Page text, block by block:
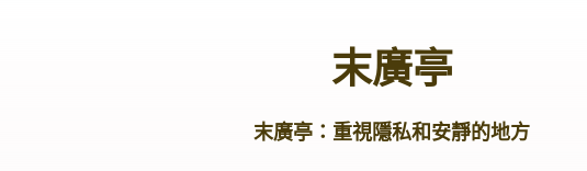
末廣亭
末廣亭：重視隱私和安靜的地方